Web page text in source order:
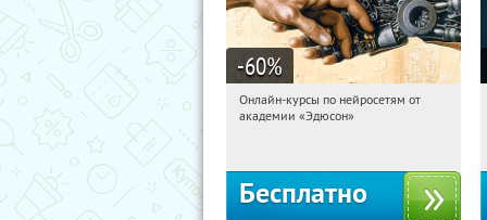
-60%
05:16:58 Получили:
Онлайн-курсы по нейросетям от
академии «Эдюсон»
Бесплатно